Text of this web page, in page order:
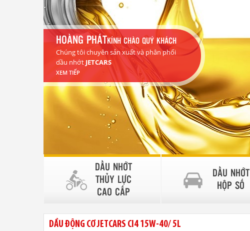
HOÀNG PHÁT KÍNH CHÀO QUÝ KHÁCH
Chúng tôi chuyên sản xuất và phân phối
dầu nhớt JETCARS
XEM TIẾP
DẦU NHỚT
THỦY LỰC
CAO CẤP
DẦU NHỚT
HỘP SỐ
DẦU ĐỘNG CƠ JETCARS CI4 15W-40/ 5L